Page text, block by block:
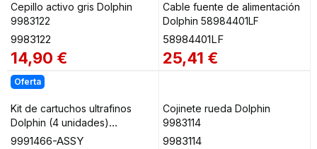
Cepillo activo gris Dolphin
9983122
9983122
14,90 €
Cable fuente de alimentación
Dolphin 58984401LF
58984401LF
25,41 €
Oferta
Kit de cartuchos ultrafinos
Dolphin (4 unidades)
9991466-ASSY
9991466-ASSY
Cojinete rueda Dolphin
9983114
9983114